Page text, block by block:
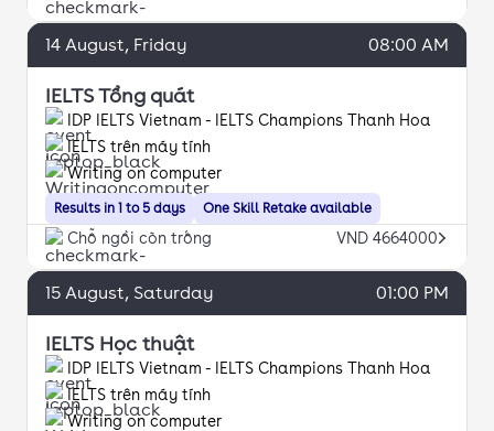
14 August, Friday 08:00 AM
IELTS Tổng quát
IDP IELTS Vietnam - IELTS Champions Thanh Hoa
Results in 1 to 5 days
IELTS trên máy tính
Writing on computer
One Skill Retake available
Chỗ ngồi còn trống VND 4664000
15 August, Saturday 01:00 PM
IELTS Học thuật
IDP IELTS Vietnam - IELTS Champions Thanh Hoa
IELTS trên máy tính
Writing on computer